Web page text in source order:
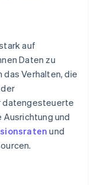
auf
Daten zu
das Verhalten, die
datengesteuerte
und
und